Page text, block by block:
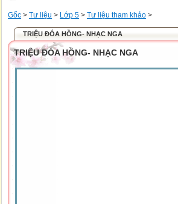
Gốc > Tư liệu > Lớp 5 > Tư liệu tham khảo >
TRIỆU ĐÓA HỒNG- NHẠC NGA
TRIỆU ĐÓA HỒNG- NHẠC NGA